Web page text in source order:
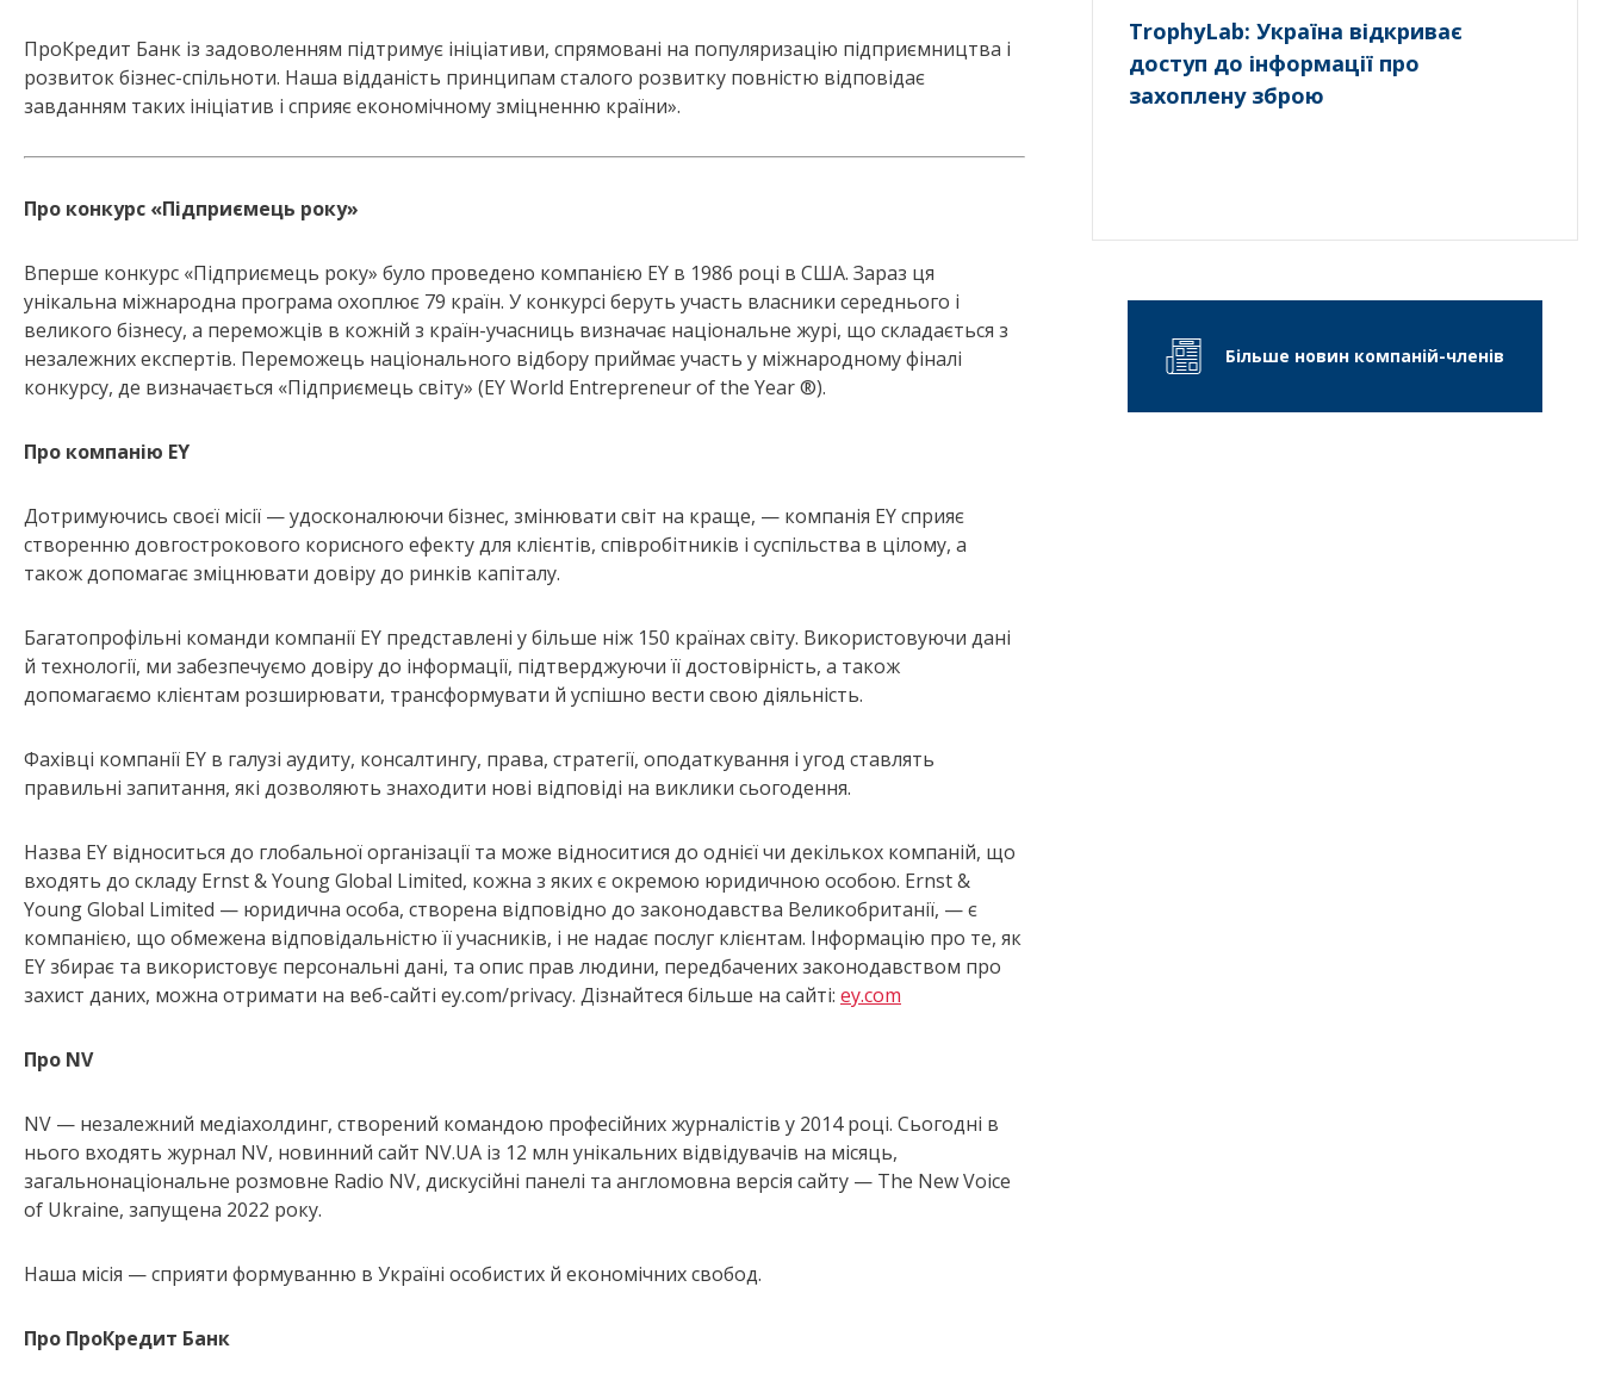
ПроКредит Банк із задоволенням підтримує ініціативи, спрямовані на популяризацію підприємництва і
розвиток бізнес-спільноти. Наша відданість принципам сталого розвитку повністю відповідає
завданням таких ініціатив і сприяє економічному зміцненню країни».
Про конкурс «Підприємець року»
Вперше конкурс «Підприємець року» було проведено компанією EY в 1986 році в США. Зараз ця
унікальна міжнародна програма охоплює 79 країн. У конкурсі беруть участь власники середнього і
великого бізнесу, а переможців в кожній з країн-учасниць визначає національне журі, що складається з
незалежних експертів. Переможець національного відбору приймає участь у міжнародному фіналі
конкурсу, де визначається «Підприємець світу» (EY World Entrepreneur of the Year ®).
Про компанію EY
Дотримуючись своєї місії — удосконалюючи бізнес, змінювати світ на краще, — компанія EY сприяє
створенню довгострокового корисного ефекту для клієнтів, співробітників і суспільства в цілому, а
також допомагає зміцнювати довіру до ринків капіталу.
Багатопрофільні команди компанії EY представлені у більше ніж 150 країнах світу. Використовуючи дані
й технології, ми забезпечуємо довіру до інформації, підтверджуючи її достовірність, а також
допомагаємо клієнтам розширювати, трансформувати й успішно вести свою діяльність.
Фахівці компанії EY в галузі аудиту, консалтингу, права, стратегії, оподаткування і угод ставлять
правильні запитання, які дозволяють знаходити нові відповіді на виклики сьогодення.
Назва EY відноситься до глобальної організації та може відноситися до однієї чи декількох компаній, що
входять до складу Ernst & Young Global Limited, кожна з яких є окремою юридичною особою. Ernst &
Young Global Limited — юридична особа, створена відповідно до законодавства Великобританії, — є
компанією, що обмежена відповідальністю її учасників, і не надає послуг клієнтам. Інформацію про те, як
EY збирає та використовує персональні дані, та опис прав людини, передбачених законодавством про
захист даних, можна отримати на веб-сайті ey.com/privacy. Дізнайтеся більше на сайті: ey.com
Про NV
NV — незалежний медіахолдинг, створений командою професійних журналістів у 2014 році. Сьогодні в
нього входять журнал NV, новинний сайт NV.UA із 12 млн унікальних відвідувачів на місяць,
загальнонаціональне розмовне Radio NV, дискусійні панелі та англомовна версія сайту — The New Voice
of Ukraine, запущена 2022 року.
Наша місія — сприяти формуванню в Україні особистих й економічних свобод.
Про ПроКредит Банк
TrophyLab: Україна відкриває
доступ до інформації про
захоплену зброю
Більше новин компаній-членів